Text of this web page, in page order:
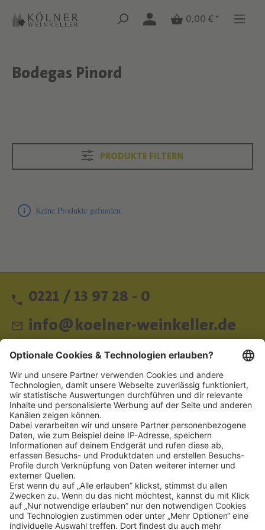
Zum Hauptinhalt springen
Zum Hauptinhalt springen
0,00 € *
Text überspringen
Bodegas Pinord
Text überspringen
PRODUKTE FILTERN
Keine Produkte gefunden.
0221 / 13 97 28 - 0
info@koelner-weinkeller.de
Schnellzugriff
ZAHLUNGSMETHODEN
SOCIAL
NEWSLETTER
BESUCHEN SIE UNS